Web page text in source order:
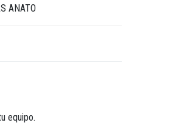
ANATO
equipo.